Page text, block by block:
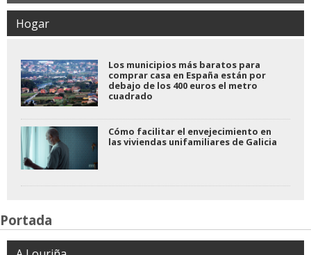
Hogar
Los municipios más baratos para
comprar casa en España están por
debajo de los 400 euros el metro
cuadrado
Cómo facilitar el envejecimiento en
las viviendas unifamiliares de Galicia
Portada